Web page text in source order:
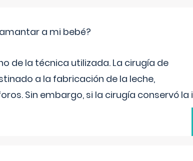
a mi bebé?
de la técnica utilizada. La cirugía de
a la fabricación de la leche,
Sin embargo, si la cirugía conservó la i